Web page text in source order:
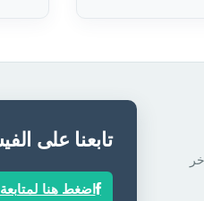
تابعنا على
اضغط هنا